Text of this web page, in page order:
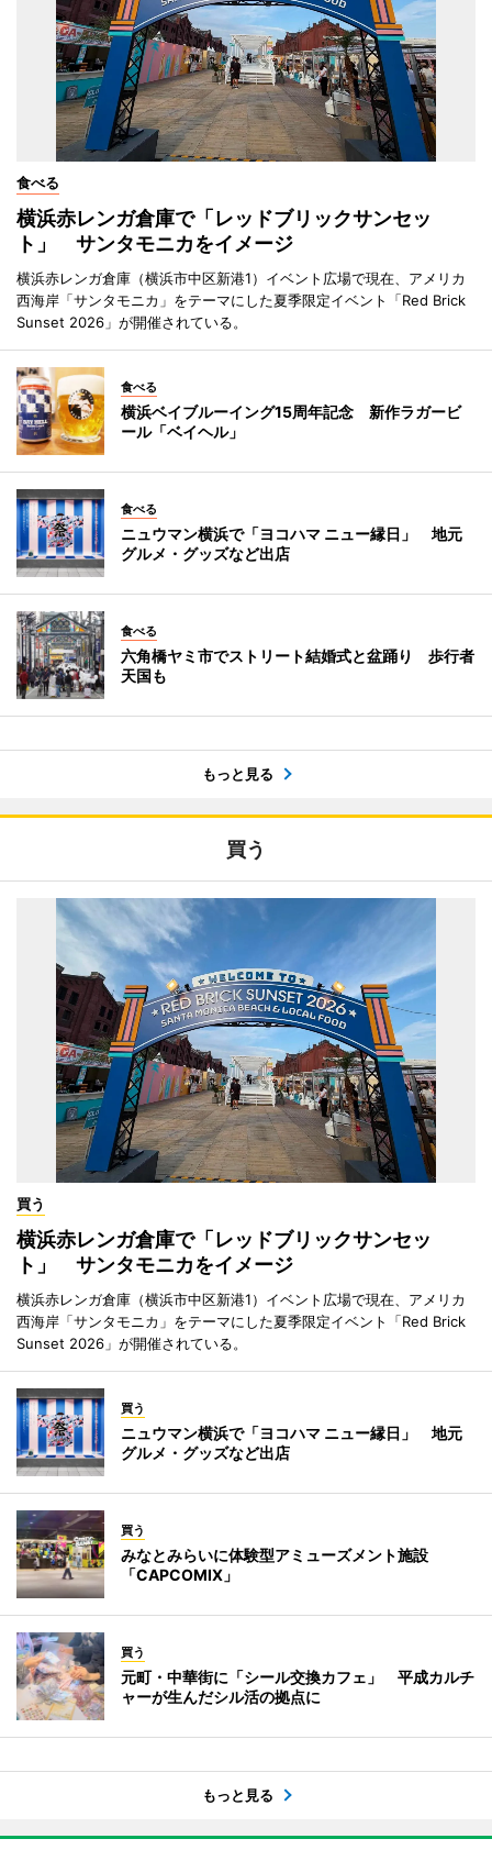
食べる
横浜赤レンガ倉庫で「レッドブリックサンセッ
ト」 サンタモニカをイメージ
横浜赤レンガ倉庫（横浜市中区新港1）イベント広場で現在、アメリカ
西海岸「サンタモニカ」をテーマにした夏季限定イベント「Red Brick
Sunset 2026」が開催されている。
食べる
横浜ベイブルーイング15周年記念 新作ラガービ
ール「ベイヘル」
食べる
ニュウマン横浜で「ヨコハマ ニュー縁日」 地元
グルメ・グッズなど出店
食べる
六角橋ヤミ市でストリート結婚式と盆踊り 歩行者
天国も
もっと見る
買う
買う
横浜赤レンガ倉庫で「レッドブリックサンセッ
ト」 サンタモニカをイメージ
横浜赤レンガ倉庫（横浜市中区新港1）イベント広場で現在、アメリカ
西海岸「サンタモニカ」をテーマにした夏季限定イベント「Red Brick
Sunset 2026」が開催されている。
買う
ニュウマン横浜で「ヨコハマ ニュー縁日」 地元
グルメ・グッズなど出店
買う
みなとみらいに体験型アミューズメント施設
「CAPCOMIX」
買う
元町・中華街に「シール交換カフェ」 平成カルチ
ャーが生んだシル活の拠点に
もっと見る